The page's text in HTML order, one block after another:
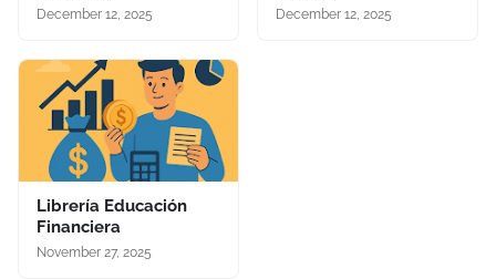
December 12, 2025 December 12, 2025
Librería Educación
Financiera
November 27, 2025